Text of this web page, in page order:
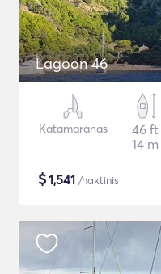
Lagoon 46
Katamaranas
46 ft
14 m
$1,541 /naktinis